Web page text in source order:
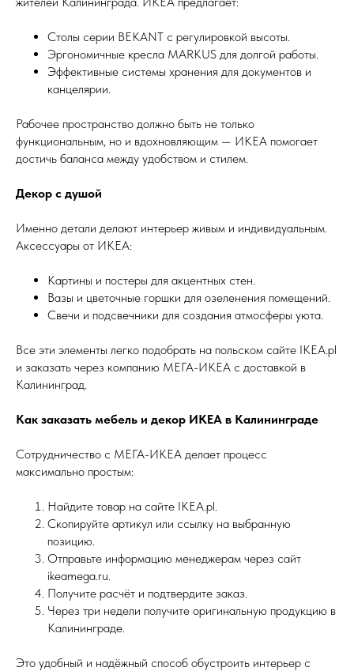
Столы серии BEKANT с регулировкой высоты.
Эргономичные кресла MARKUS для долгой работы.
Эффективные системы хранения для документов и
канцелярии.
Рабочее пространство должно быть не только
функциональным, но и вдохновляющим — ИКЕА помогает
достичь баланса между удобством и стилем.
Декор с душой
Именно детали делают интерьер живым и индивидуальным.
Аксессуары от ИКЕА:
Картины и постеры для акцентных стен.
Вазы и цветочные горшки для озеленения помещений.
Свечи и подсвечники для создания атмосферы уюта.
Все эти элементы легко подобрать на польском сайте IKEA.pl
и заказать через компанию МЕГА-ИКЕА с доставкой в
Калининград.
Как заказать мебель и декор ИКЕА в Калининграде
Сотрудничество с МЕГА-ИКЕА делает процесс
максимально простым:
Найдите товар на сайте IKEA.pl.
Скопируйте артикул или ссылку на выбранную
позицию.
Отправьте информацию менеджерам через сайт
ikeamega.ru.
Получите расчёт и подтвердите заказ.
Через три недели получите оригинальную продукцию в
Калининграде.
Это удобный и надёжный способ обустроить интерьер с